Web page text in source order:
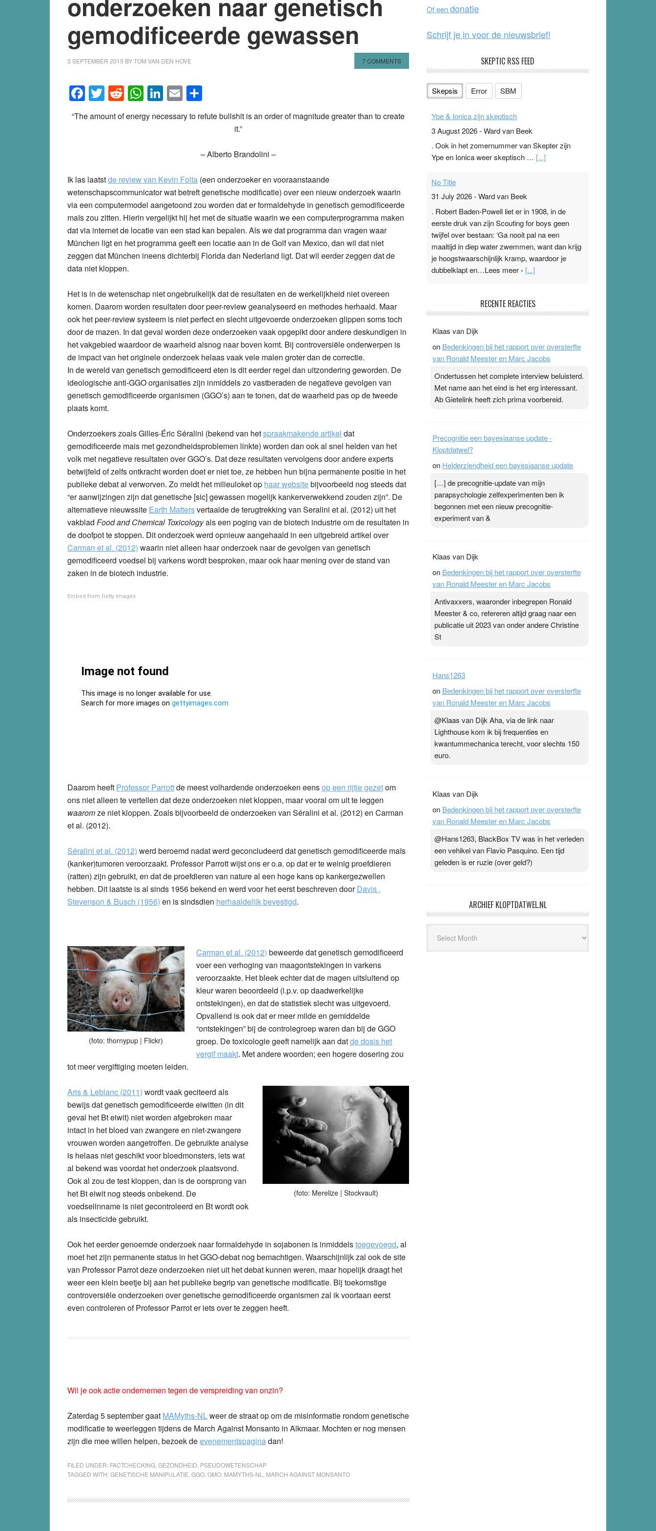
gemodificeerde gewassen
3 SEPTEMBER 2015 BYTOM VAN DEN HOVE 7 COMMENTS
Facebook
Twitter
Reddit
WhatsApp
LinkedIn
Email
“The amount of energy necessary to refute bullshit is an order of magnitude greater than to create
it.”
– Alberto Brandolini –
Ik las laatstde review van Kevin Folta (een onderzoeker en vooraanstaande
wetenschapscommunicator wat betreft genetische modificatie) over een nieuw onderzoek waarin
via een computermodel aangetoond zou worden dat er formaldehyde in genetisch gemodificeerde
maïs zou zitten. Hierin vergelijkt hij het met de situatie waarin we een computerprogramma maken
dat via internet de locatie van een stad kan bepalen. Als we dat programma dan vragen waar
München ligt en het programma geeft een locatie aan in de Golf van Mexico, dan wil dat niet
zeggen dat München ineens dichterbij Florida dan Nederland ligt. Dat wil eerder zeggen dat de
data niet kloppen.
Het is in de wetenschap niet ongebruikelijk dat de resultaten en de werkelijkheid niet overeen
komen. Daarom worden resultaten door peer-review geanalyseerd en methodes herhaald. Maar
ook het peer-review systeem is niet perfect en slecht uitgevoerde onderzoeken glippen soms toch
door de mazen. In dat geval worden deze onderzoeken vaak opgepikt door andere deskundigen in
het vakgebied waardoor de waarheid alsnog naar boven komt. Bij controversiële onderwerpen is
de impact van het originele onderzoek helaas vaak vele malen groter dan de correctie.
In de wereld van genetisch gemodificeerd eten is dit eerder regel dan uitzondering geworden. De
ideologische anti-GGO organisaties zijn inmiddels zo vastberaden de negatieve gevolgen van
genetisch gemodificeerde organismen (GGO’s) aan te tonen, dat de waarheid pas op de tweede
plaats komt.
Onderzoekers zoals Gilles-Éric Séralini (bekend van hetspraakmakende artikel dat
gemodificeerde mais met gezondheidsproblemen linkte) worden dan ook al snel helden van het
volk met negatieve resultaten over GGO’s. Dat deze resultaten vervolgens door andere experts
betwijfeld of zelfs ontkracht worden doet er niet toe, ze hebben hun bijna permanente positie in het
publieke debat al verworven. Zo meldt het milieuloket op haar websitebijvoorbeeld nog steeds dat
“er aanwijzingen zijn dat genetische [sic] gewassen mogelijk kankerverwekkend zouden zijn”. De
alternatieve nieuwssite Earth Mattersvertaalde de terugtrekking van Seralini et al. (2012) uit het
vakblad Food and Chemical Toxicologyals een poging van de biotech industrie om de resultaten in
de doofpot te stoppen. Dit onderzoek werd opnieuw aangehaald in een uitgebreid artikel over
Carman et al. (2012) waarin niet alleen haar onderzoek naar de gevolgen van genetisch
gemodificeerd voedsel bij varkens wordt besproken, maar ook haar mening over de stand van
zaken in de biotech industrie.
Embed from Getty Images
Daarom heeft Professor Parrottde meest volhardende onderzoeken eensop een rijtje gezetom
ons niet alleen te vertellen dat deze onderzoeken niet kloppen, maar vooral om uit te leggen
waaromze niet kloppen. Zoals bijvoorbeeld de onderzoeken van Séralini et al. (2012) en Carman
et al. (2012).
Séralini et al. (2012) werd beroemd nadat werd geconcludeerd dat genetisch gemodificeerde maïs
(kanker)tumoren veroorzaakt. Professor Parrott wijst ons er o.a. op dat er te weinig proefdieren
(ratten) zijn gebruikt, en dat de proefdieren van nature al een hoge kans op kankergezwellen
hebben. Dit laatste is al sinds 1956 bekend en werd voor het eerst beschreven doorDavis ,
Stevenson & Busch (1956) en is sindsdien herhaaldelijk bevestigd.
(foto: thornypup | Flickr)
Carman et al. (2012) beweerde dat genetisch gemodificeerd
voer een verhoging van maagontstekingen in varkens
veroorzaakte. Het bleek echter dat de magen uitsluitend op
kleur waren beoordeeld (i.p.v. op daadwerkelijke
ontstekingen), en dat de statistiek slecht was uitgevoerd.
Opvallend is ook dat er meer milde en gemiddelde
“ontstekingen” bij de controlegroep waren dan bij de GGO
groep. De toxicologie geeft namelijk aan datde dosis het
vergif maakt. Met andere woorden; een hogere dosering zou
tot meer vergiftiging moeten leiden.
(foto: Merelize | Stockvault)
Aris & Leblanc (2011) wordt vaak geciteerd als
bewijs dat genetisch gemodificeerde eiwitten (in dit
geval het Bt eiwit) niet worden afgebroken maar
intact in het bloed van zwangere en niet-zwangere
vrouwen worden aangetroffen. De gebruikte analyse
is helaas niet geschikt voor bloedmonsters, iets wat
al bekend was voordat het onderzoek plaatsvond.
Ook al zou de test kloppen, dan is de oorsprong van
het Bt eiwit nog steeds onbekend. De
voedselinname is niet gecontroleerd en Bt wordt ook
als insecticide gebruikt.
Ook het eerder genoemde onderzoek naar formaldehyde in sojabonen is inmiddelstoegevoegd, al
moet het zijn permanente status in het GGO-debat nog bemachtigen. Waarschijnlijk zal ook de site
van Professor Parrot deze onderzoeken niet uit het debat kunnen weren, maar hopelijk draagt het
weer een klein beetje bij aan het publieke begrip van genetische modificatie. Bij toekomstige
controversiële onderzoeken over genetische gemodificeerde organismen zal ik voortaan eerst
even controleren of Professor Parrot er iets over te zeggen heeft.
Wil je ook actie ondernemen tegen de verspreiding van onzin?
Zaterdag 5 september gaat MAMyths-NLweer de straat op om de misinformatie rondom genetische
modificatie te weerleggen tijdens de March Against Monsanto in Alkmaar. Mochten er nog mensen
zijn die mee willen helpen, bezoek deevenementspaginadan!
FILED UNDER: FACTCHECKING GEZONDHEID PSEUDOWETENSCHAP
TAGGED WITH:GENETISCHE MANIPULATIE GGO GMO MAMYTHS-NL MARCH AGAINST MONSANTO
k
Of eendonatie
Schrijf je in voor de nieuwsbrief!
SKEPTIC RSS FEED
Skepsis Error SBM
Ype & Ionica zijn skeptisch
3 August 2026-Ward van Beek
. Ook in het zomernummer van Skepter zijn
Ype en Ionica weer skeptisch … [...]
No Title
31 July 2026-Ward van Beek
. Robert Baden-Powell liet er in 1908, in de
eerste druk van zijn Scouting for boys geen
twijfel over bestaan: ‘Ga nooit pal na een
maaltijd in diep water zwemmen, want dan krijg
je hoogstwaarschijnlijk kramp, waardoor je
dubbelklapt en…Lees meer › [...]
Ward van Beek
topsporters. Ze hopen ermee hun hartslag te
verlagen terwijl ze meer zuurstof opnemen.
Daarop heeft zo’n pleister geen effect. Maar het
zijn. Door…Lees meer Pleisterplakkers in de
topspsort › [...]
RECENTE REACTIES
Klaas van Dijk
on Bedenkingen bij het rapport over oversterfte
van Ronald Meester en Marc Jacobs
Ondertussen het complete interview beluisterd.
Met name aan het eind is het erg interessant.
Ab Gietelink heeft zich prima voorbereid.
Precognitie een bayesiaanse update -
Kloptdatwel?
on Helderziendheid een bayesiaanse update
[…] de precognitie-update van mijn
parapsychologie zelfexperimenten ben ik
begonnen met een nieuw precognitie-
experiment van &
Klaas van Dijk
on Bedenkingen bij het rapport over oversterfte
van Ronald Meester en Marc Jacobs
Antivaxxers, waaronder inbegrepen Ronald
Meester & co, refereren altijd graag naar een
publicatie uit 2023 van onder andere Christine
St
Hans1263
on Bedenkingen bij het rapport over oversterfte
van Ronald Meester en Marc Jacobs
@Klaas van Dijk Aha, via de link naar
Lighthouse kom ik bij frequenties en
kwantummechanica terecht, voor slechts 150
euro.
Klaas van Dijk
on Bedenkingen bij het rapport over oversterfte
van Ronald Meester en Marc Jacobs
@Hans1263, BlackBox TV was in het verleden
een vehikel van Flavio Pasquino. Een tijd
geleden is er ruzie (over geld?)
ARCHIEF KLOPTDATWEL.NL
Kloptdatwel.nl